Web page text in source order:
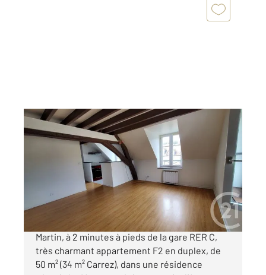
ETAMPES 91
34 m2, 2 pièces
Ref : 16898
Appartement F2 à vendre
112 000 €
ETAMEPS, dans le quartier recherché de Saint-
Martin, à 2 minutes à pieds de la gare RER C,
très charmant appartement F2 en duplex, de
50 m² (34 m² Carrez), dans une résidence